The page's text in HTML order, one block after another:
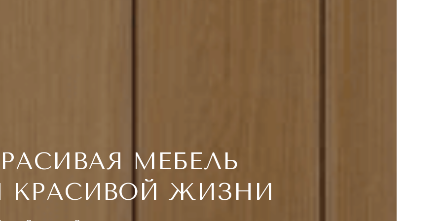
МЕБЕЛЬ
КРАСИВОЙ ЖИЗНИ